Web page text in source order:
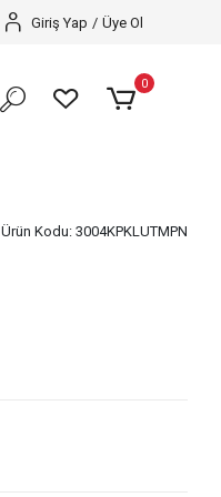
Giriş Yap / Üye Ol
0
Ürün Kodu: 3004KPKLUTMPN